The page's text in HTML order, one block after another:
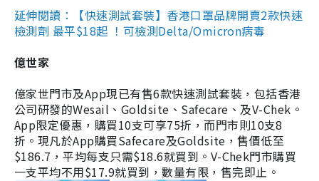
延伸閱讀：【快速測試套裝】香港口罩品牌開賣2款快速
檢測劑 最平$18起 ！可檢測Delta/Omicron病毒
億世家
億家世門市及App現已有售6款快速測試套裝，包括香港
公司研發的Wesail、Goldsite、Safecare、及V-Chek。
App限定優惠，購買10支可享75折，而門市則10支8
折。現凡於App購買Safecare及Goldsite，售價低至
$186.7，平均每支只需$18.6就買到。V-Chek門市購買
一支平均不用$17.9就買到，數量有限，售完即止。